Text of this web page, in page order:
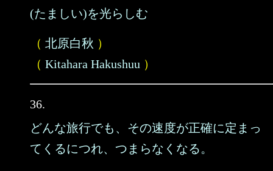
(たましい)を光らしむ
（ 北原白秋 ）
（ Kitahara Hakushuu ）
36.
どんな旅行でも、その速度が正確に定まっ
てくるにつれ、つまらなくなる。